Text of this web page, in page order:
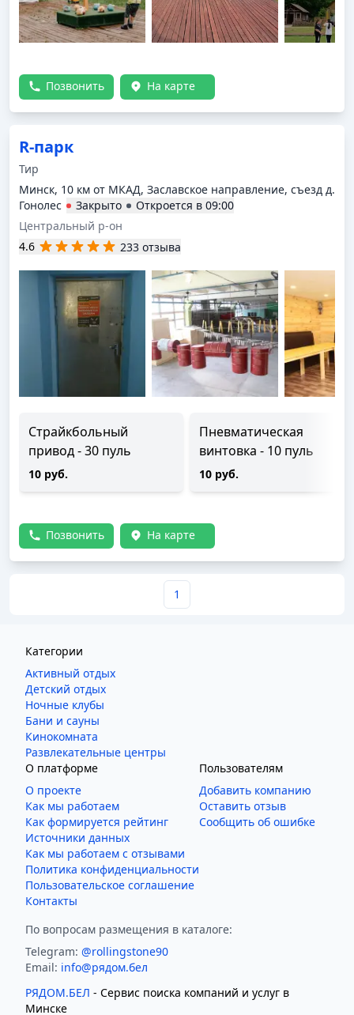
Позвонить На карте
R-парк
Тир
Минск, 10 км от МКАД, Заславское направление, съезд д.
Гонолес
Закрыто Откроется в 09:00
Центральный р-он
4.6
233 отзыва
Страйкбольный
привод - 30 пуль
10 руб.
Пневматическая
винтовка - 10 пуль
10 руб.
Позвонить На карте
1
Категории
Активный отдых
Детский отдых
Ночные клубы
Бани и сауны
Кинокомната
Развлекательные центры
О платформе
О проекте
Как мы работаем
Как формируется рейтинг
Источники данных
Как мы работаем с отзывами
Политика конфиденциальности
Пользовательское соглашение
Контакты
Пользователям
Добавить компанию
Оставить отзыв
Сообщить об ошибке
По вопросам размещения в каталоге:
Telegram: @rollingstone90
Email: info@рядом.бел
РЯДОМ.БЕЛ - Cервис поиска компаний и услуг в
Минске